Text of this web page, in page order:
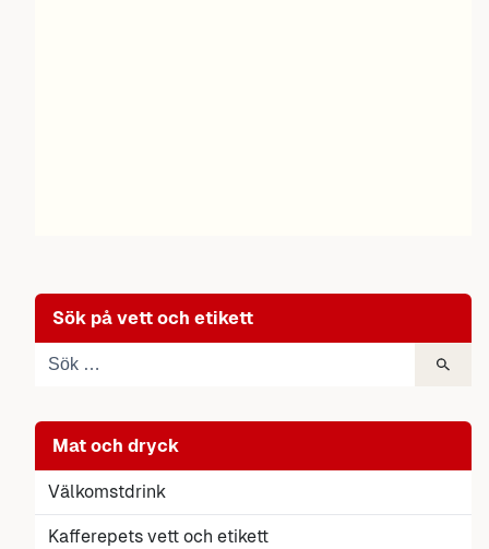
Sök på vett och etikett
Mat och dryck
Välkomstdrink
Kafferepets vett och etikett